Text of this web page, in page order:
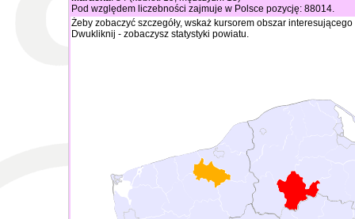
Pod względem liczebności zajmuje w Polsce pozycję: 88014.
Żeby zobaczyć szczegóły, wskaż kursorem obszar
Dwukliknij - zobaczysz statystyki powiatu.